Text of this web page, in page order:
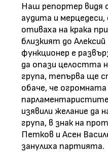
Наш репортер видя
аудита и
отиваха на крака
близкият до
функционер е
да опази целостта
група, тепърва ще
обаче, че
изявили желание
група, в знак на
Петков и Асен
занулиха партията.